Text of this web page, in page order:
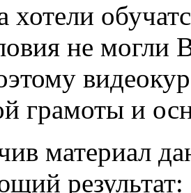
хотели
не могли
грамоты и
материал